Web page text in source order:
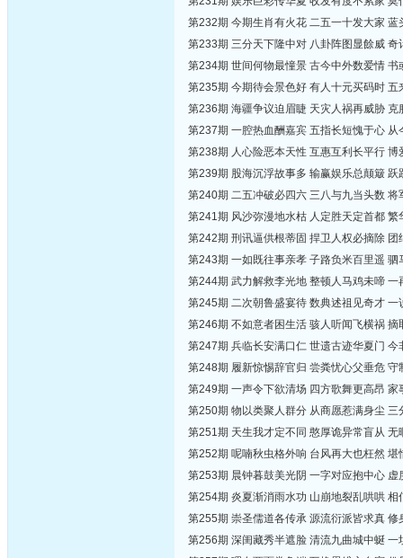
第232期 今期生肖有火花 二五一十发大家
第233期 三分天下隆中对 八卦阵图显餘威
第234期 世间何物最憧景 古今中外数爱情
第235期 今期待会景色好 有人十元买码时
第236期 海疆争议迫眉睫 天灾人祸再威胁
第237期 一腔热血酬嘉宾 五指长短愧于心
第238期 人心险恶本天性 互惠互利长平行
第239期 股海沉浮故事多 输赢娱乐总颠簸
第240期 二五冲破必四六 三八与九当头数
第241期 风沙弥漫地水枯 人定胜天定首都
第242期 刑讯逼供根蒂固 捍卫人权必摘除
第243期 一如既往事亲孝 子路负米百里遥
第244期 武力解救李光地 整顿人马鸡未啼
第245期 二次朝鲁盛宴待 数典述祖见奇才
第246期 不如意者困生活 骇人听闻飞横祸
第247期 兵临长安满口仁 世遗古迹华夏门
第248期 履新惊惕辞官归 尝粪忧心父垂危
第249期 一声令下欲清场 四方歌舞更高昂
第250期 物以类聚人群分 从商愿惹满身尘
第251期 天生我才定不同 憨厚诡异常盲从
第252期 呢喃秋虫格外响 台风再大也枉然
第253期 晨钟暮鼓美光阴 一字对应抱中心
第254期 炎夏渐消雨水功 山崩地裂乱哄哄
第255期 崇圣儒道各传承 源流衍派皆求真
第256期 深闺藏秀半遮脸 清流九曲城中蜒